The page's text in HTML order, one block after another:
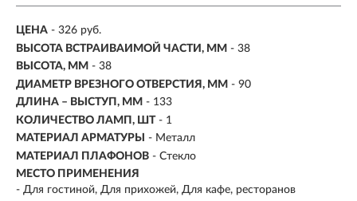
ЦЕНА - 326 руб.
ВЫСОТА ВСТРАИВАИМОЙ ЧАСТИ, ММ - 38
ВЫСОТА, ММ - 38
ДИАМЕТР ВРЕЗНОГО ОТВЕРСТИЯ, ММ - 90
ДЛИНА – ВЫСТУП, ММ - 133
КОЛИЧЕСТВО ЛАМП, ШТ - 1
МАТЕРИАЛ АРМАТУРЫ
- Металл
МАТЕРИАЛ ПЛАФОНОВ - Стекло
МЕСТО ПРИМЕНЕНИЯ
- Для гостиной, Для прихожей, Для кафе, ресторанов